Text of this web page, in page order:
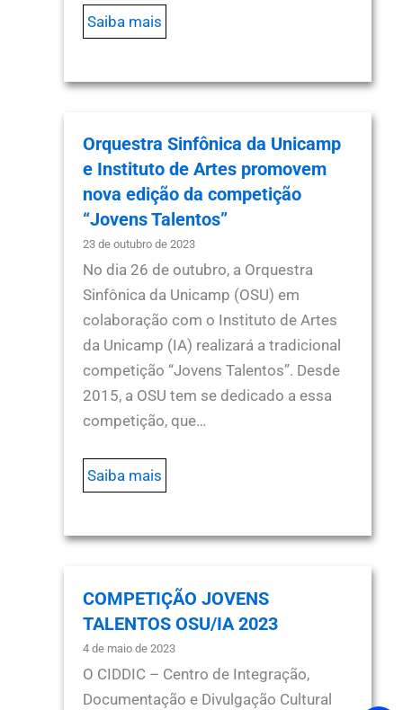
Saiba mais
Orquestra Sinfônica da Unicamp
e Instituto de Artes promovem
nova edição da competição
“Jovens Talentos”
23 de outubro de 2023
No dia 26 de outubro, a Orquestra
Sinfônica da Unicamp (OSU) em
colaboração com o Instituto de Artes
da Unicamp (IA) realizará a tradicional
competição “Jovens Talentos”. Desde
2015, a OSU tem se dedicado a essa
competição, que…
Saiba mais
COMPETIÇÃO JOVENS
TALENTOS OSU/IA 2023
4 de maio de 2023
O CIDDIC – Centro de Integração,
Documentação e Divulgação Cultural